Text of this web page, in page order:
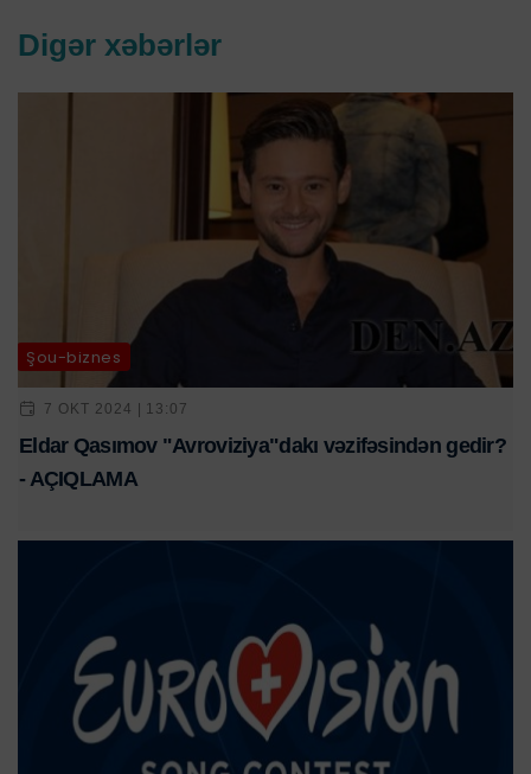
Digər xəbərlər
Şou-biznes
7 OKT 2024 | 13:07
Eldar Qasımov "Avroviziya"dakı vəzifəsindən gedir?
- AÇIQLAMA